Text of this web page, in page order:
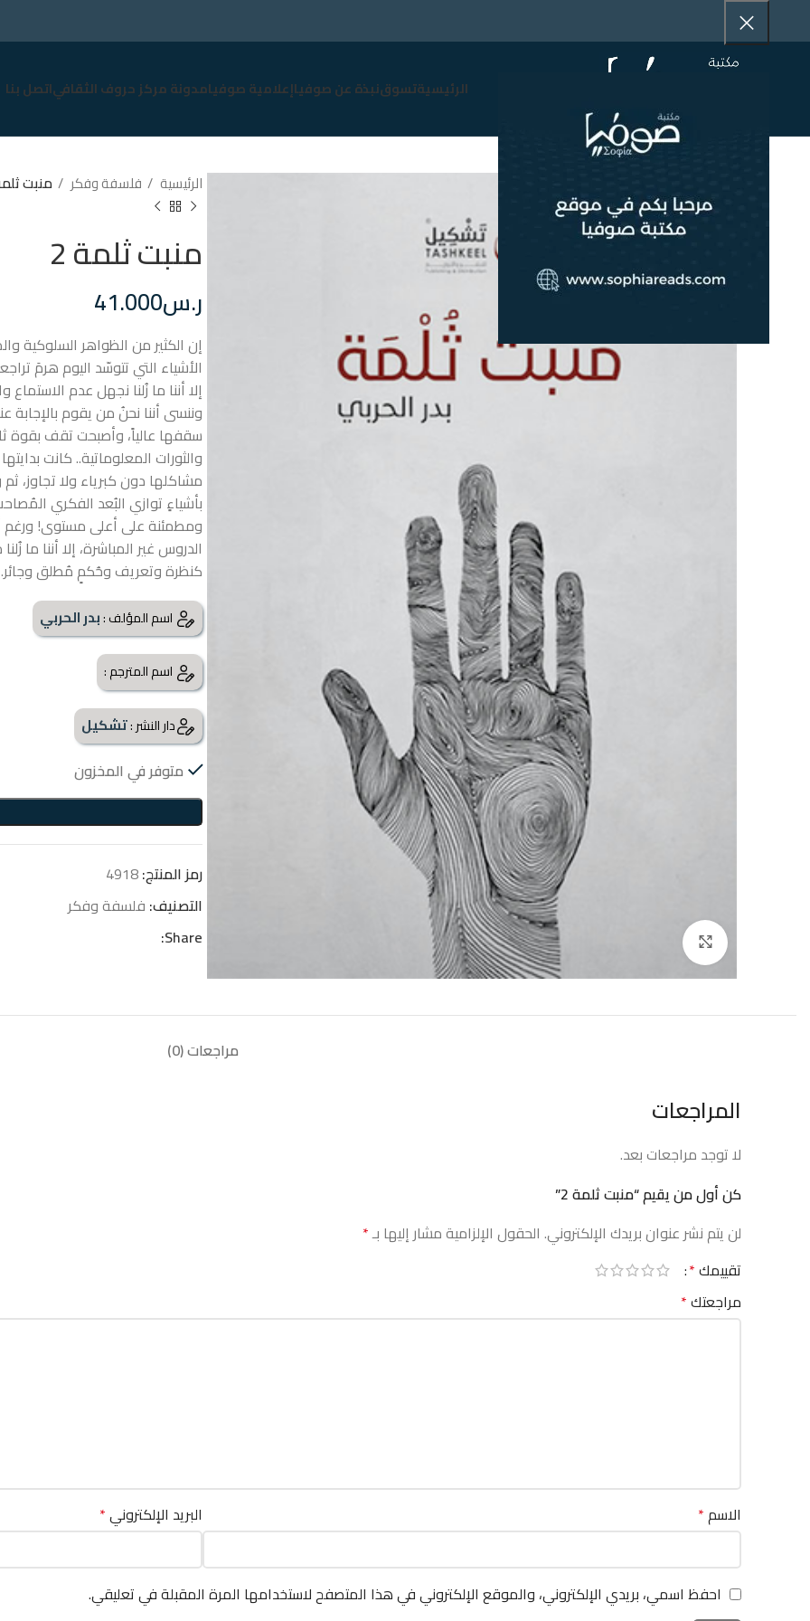
الرئيسيةتسوقنبذة عن صوفياإعلامية صوفيامدونة مركز حروف الثقافياتصل بنا
الرئيسية فلسفة وفكر منبت
منبت ثلمة 2
ر.س41.000
إن الكثير من الظواهر السلوكية
الأشياء التي تتوسّد اليوم هرمَ
إلا أننا ما زُلنا نجهل عدم
وننسى أننا نحنُ من يقوم
سقفها عالياً، وأصبحت تقف بقوة
والثورات المعلوماتية..كانت
مشاكلها دون كبرياء ولا تجاوز،
بأشياءٍ توازي البُعد الفكري
ومطمئنة على أعلى مستوى! ورغم
الدروس غير المباشرة، إلا أننا ما
كنظرة وتعريف وحُكمٍ مُطلق وجائر.
اسم المؤلف :بدر الحربي
اسم المترجم :
دار النشر :تشكيل
متوفر في المخزون
رمز المنتج:4918
التصنيف: فلسفة وفكر
Share:
مراجعات (0)
المراجعات
لا توجد مراجعات بعد.
كن أول من يقيم “منبت ثلمة 2”
لن يتم نشر عنوان بريدك الإلكتروني. الحقول الإلزامية مشار إليها بـ*
تقييمك*
مراجعتك*
الاسم* البريد الإلكتروني*
احفظ اسمي، بريدي الإلكتروني، والموقع الإلكتروني في هذا المتصفح لاستخدامها المرة المقبلة في تعليقي.